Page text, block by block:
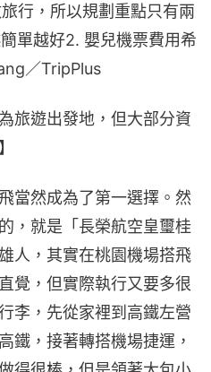
行，所以規劃重點只有兩
單越好2. 嬰兒機票費用希
／TripPlus
旅遊出發地，但大部分資
當然成為了第一選擇。然
，就是「長榮航空皇璽桂
人，其實在桃園機場搭飛
覺，但實際執行又要多很
李，先從家裡到高鐵左營
鐵，接著轉搭機場捷運，